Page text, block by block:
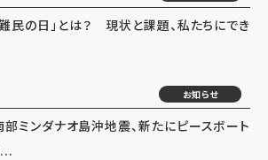
難民の日」とは？ 現状と課題、私たちにでき
お知らせ
部ミンダナオ島沖地震、新たにピースボート